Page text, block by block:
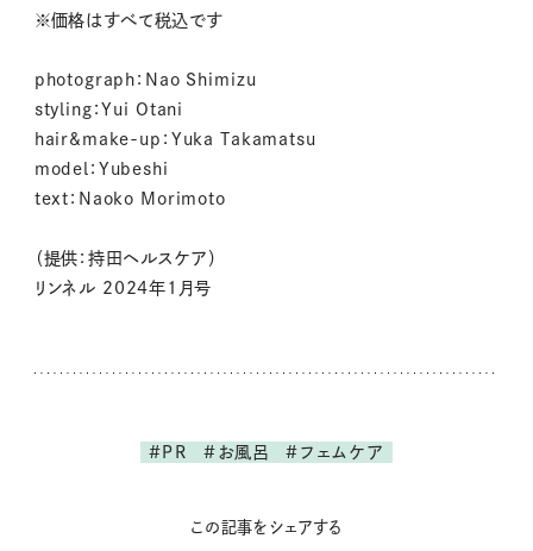
※価格はすべて税込です
photograph：Nao Shimizu
styling：Yui Otani
hair&make-up：Yuka Takamatsu
model：Yubeshi
text：Naoko Morimoto
（提供：持田ヘルスケア）
リンネル 2024年1月号
#PR #お風呂 #フェムケア
この記事をシェアする